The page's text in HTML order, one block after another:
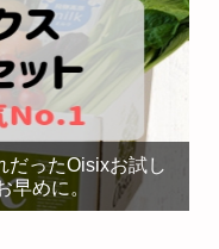
だったOisixお試し
早めに。